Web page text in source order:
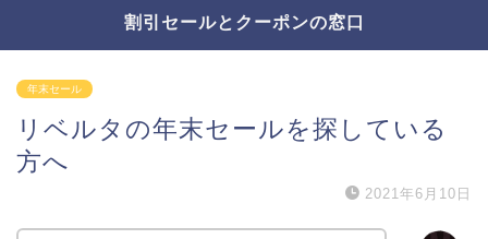
割引セールとクーポンの窓口
年末セール
リベルタの年末セールを探している
方へ
2021年6月10日